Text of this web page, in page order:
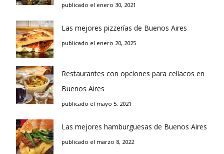
publicado el enero 30, 2021
Las mejores pizzerías de Buenos Aires
publicado el enero 20, 2025
Restaurantes con opciones para celíacos en
Buenos Aires
publicado el mayo 5, 2021
Las mejores hamburguesas de Buenos Aires
publicado el marzo 8, 2022